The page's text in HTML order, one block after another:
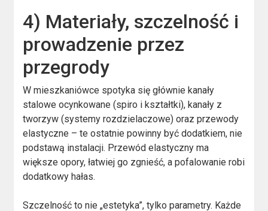
4) Materiały, szczelność i
prowadzenie przez
przegrody
W mieszkaniówce spotyka się głównie kanały
stalowe ocynkowane (spiro i kształtki), kanały z
tworzyw (systemy rozdzielaczowe) oraz przewody
elastyczne – te ostatnie powinny być dodatkiem, nie
podstawą instalacji. Przewód elastyczny ma
większe opory, łatwiej go zgnieść, a pofalowanie robi
dodatkowy hałas.
Szczelność to nie „estetyka”, tylko parametry. Każde